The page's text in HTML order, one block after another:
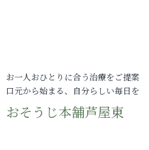
お一人おひとりに合う治療をご提案
口元から始まる、自分らしい毎日を
おそうじ本舗芦屋東